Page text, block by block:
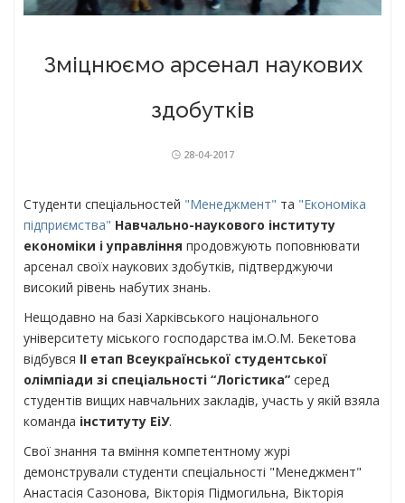
Зміцнюємо арсенал наукових
здобутків
28-04-2017
Студенти спеціальностей "Менеджмент" та "Економіка
підприємства" Навчально-наукового інституту
економіки і управління продовжують поповнювати
арсенал своїх наукових здобутків, підтверджуючи
високий рівень набутих знань.
Нещодавно на базі Харківського національного
університету міського господарства ім.О.М. Бекетова
відбувся ІІ етап Всеукраїнської студентської
олімпіади зі спеціальності “Логістика” серед
студентів вищих навчальних закладів, участь у якій взяла
команда інституту ЕіУ.
Свої знання та вміння компетентному журі
демонстрували студенти спеціальності "Менеджмент"
Анастасія Сазонова, Вікторія Підмогильна, Вікторія